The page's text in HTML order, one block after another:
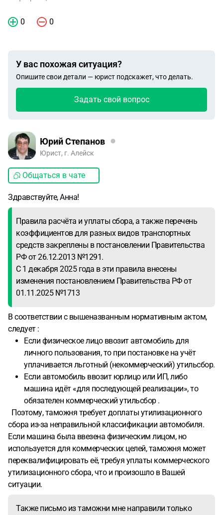
0 0
У вас похожая ситуация?
Опишите свои детали — юрист подскажет, что делать.
Задать свой вопрос
Юрий Степанов
Юрист, г. Алейск
Общаться в чате
Здравствуйте, Анна!
Правила расчёта и уплаты сбора, а также перечень
коэффициентов для разных видов транспортных
средств закреплены в постановлении Правительства
РФ от 26.12.2013 №1291.
С 1 декабря 2025 года в эти правила внесены
изменения постановлением Правительства РФ от
01.11.2025 №1713
В соответствии с вышеназванным нормативным актом,
следует :
Если физическое лицо ввозит автомобиль для
личного пользования, то при постановке на учёт
уплачивается льготный (некоммерческий) утильсбор.
Если автомобиль ввозит юрлицо или ИП, либо
машина идёт «для последующей реализации», то
обязателен коммерческий утильсбор .
Поэтому, таможня требует доплаты утилизационного
сбора из-за неправильной классификации автомобиля.
Если машина была ввезена физическим лицом, но
используется для коммерческих целей, таможня может
переквалифицировать её, требуя уплаты коммерческого
утилизационного сбора, что и произошло в Вашей
ситуации.
Также письмо из таможни мне направили только